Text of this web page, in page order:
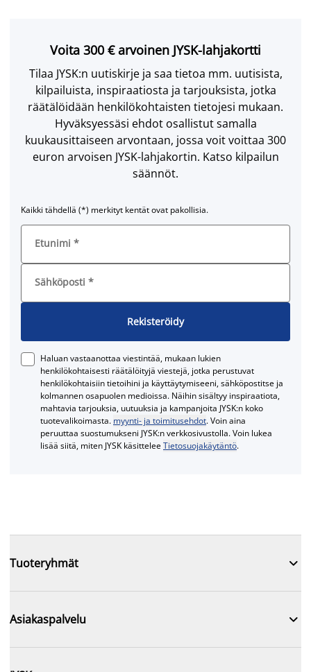
Voita 300 € arvoinen JYSK-lahjakortti
Tilaa JYSK:n uutiskirje ja saa tietoa mm. uutisista,
kilpailuista, inspiraatiosta ja tarjouksista, jotka
räätälöidään henkilökohtaisten tietojesi mukaan.
Hyväksyessäsi ehdot osallistut samalla
kuukausittaiseen arvontaan, jossa voit voittaa 300
euron arvoisen JYSK-lahjakortin. Katso kilpailun
säännöt.
Kaikki tähdellä (*) merkityt kentät ovat pakollisia.
Etunimi *
Sähköposti *
Rekisteröidy
Haluan vastaanottaa viestintää, mukaan lukien
henkilökohtaisesti räätälöityjä viestejä, jotka perustuvat
henkilökohtaisiin tietoihini ja käyttäytymiseeni, sähköpostitse ja
kolmannen osapuolen medioissa. Näihin sisältyy inspiraatiota,
mahtavia tarjouksia, uutuuksia ja kampanjoita JYSK:n koko
tuotevalikoimasta. myynti- ja toimitusehdot. Voin aina
peruuttaa suostumukseni JYSK:n verkkosivustolla. Voin lukea
lisää siitä, miten JYSK käsitteleeTietosuojakäytäntö.
Tuoteryhmät 
Asiakaspalvelu 